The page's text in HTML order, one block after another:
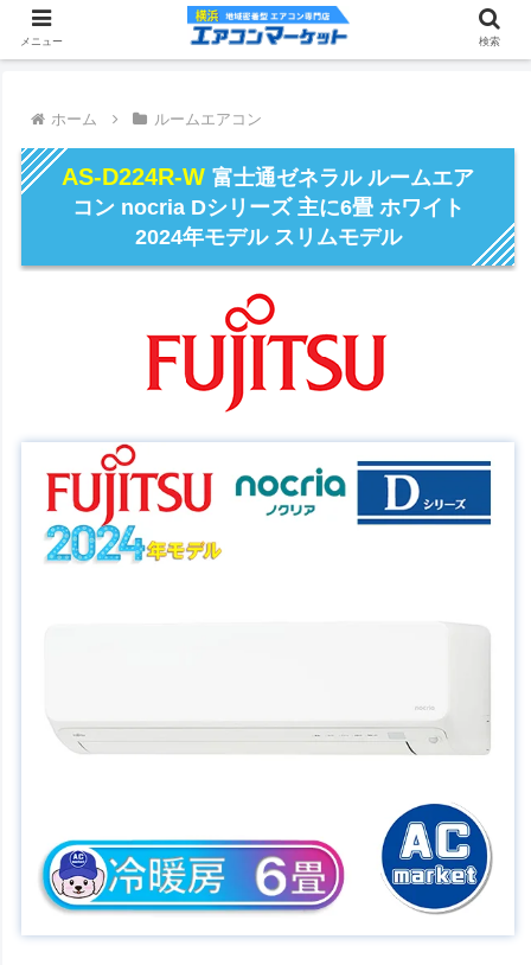
ホーム ルームエアコン
AS-D224R-W富士通ゼネラル ルームエア
コン nocria Dシリーズ 主に6畳 ホワイト
2024年モデル スリムモデル
メニュー 検索